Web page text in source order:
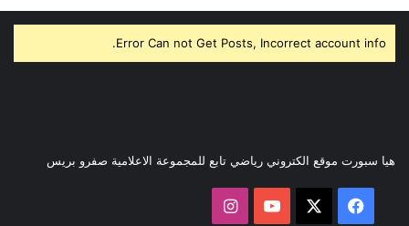
Error Can not Get Posts, Incorrect account info.
هيا سبورت موقع الكتروني رياضي تابع للمجموعة الاعلامية صفرو بريس
فيسبوك ‫YouTubeانستقرام